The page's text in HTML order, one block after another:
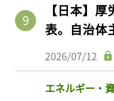
【日本】
表。自治体
2026/07/12
エネルギー・